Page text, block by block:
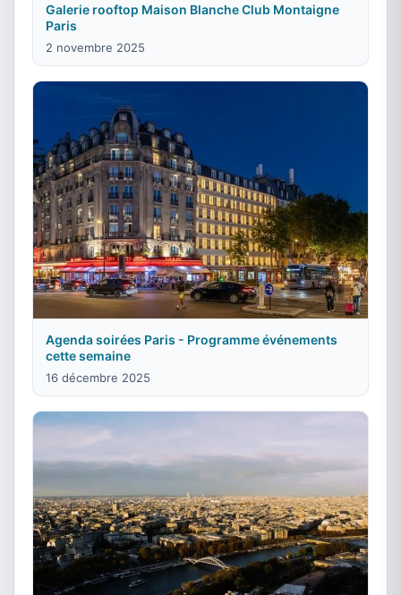
Galerie rooftop Maison Blanche Club Montaigne
Paris
2 novembre 2025
Agenda soirées Paris - Programme événements
cette semaine
16 décembre 2025